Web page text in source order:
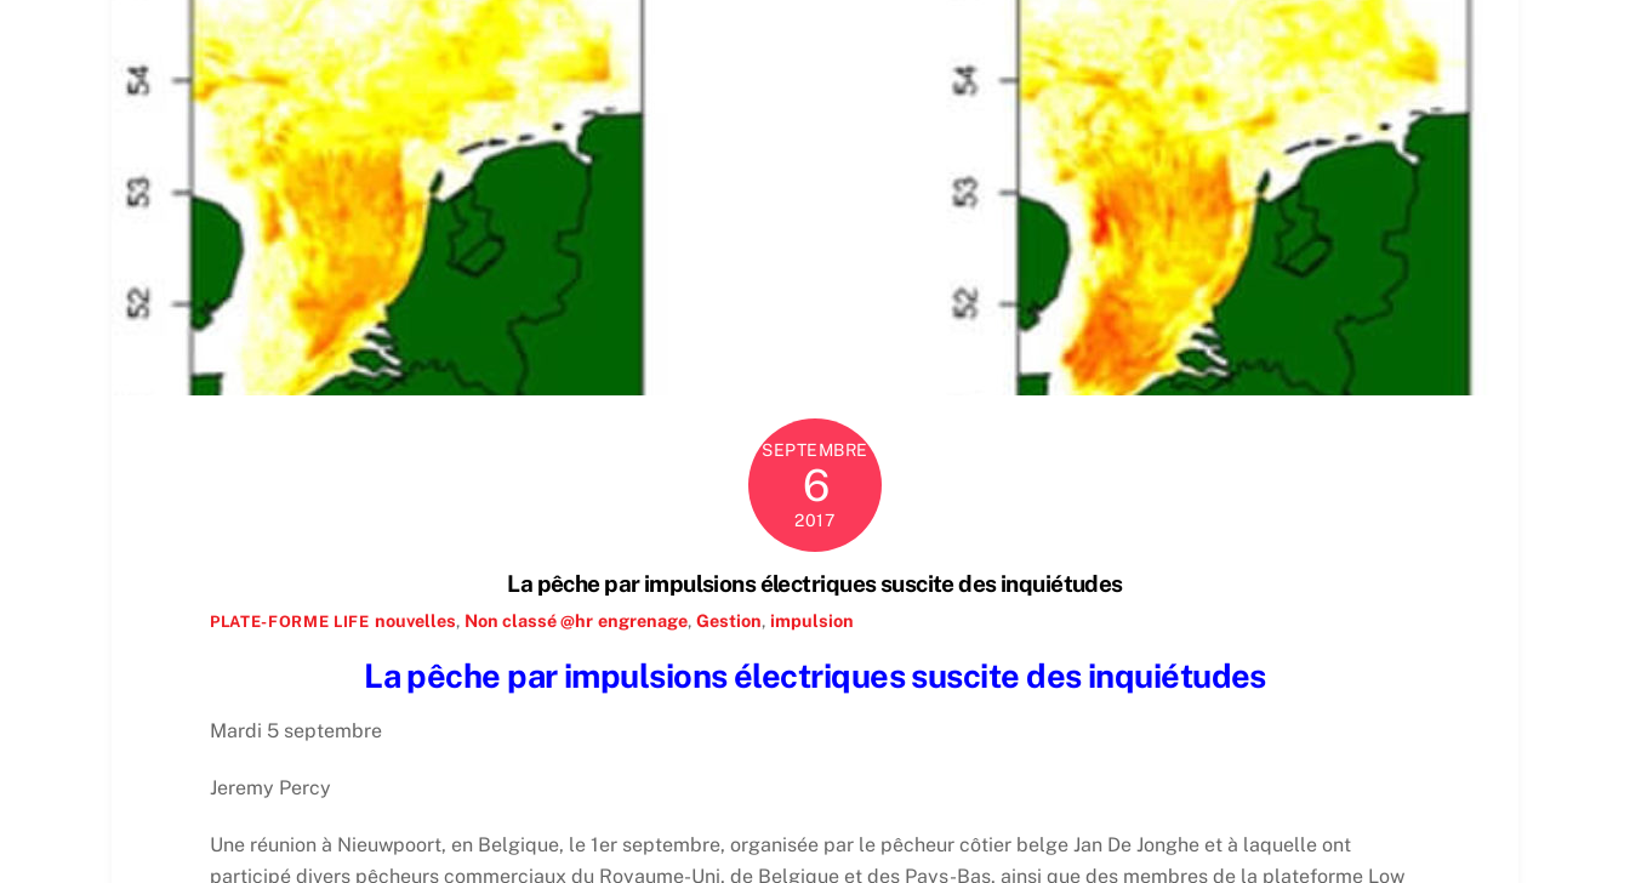
SEPTEMBRE
6
2017
La pêche par impulsions électriques suscite des inquiétudes
PLATE-FORME LIFE nouvelles, Non classé @hr engrenage, Gestion, impulsion
La pêche par impulsions électriques suscite des inquiétudes
Mardi 5 septembre
Jeremy Percy
Une réunion à Nieuwpoort, en Belgique, le 1er septembre, organisée par le pêcheur côtier belge Jan De Jonghe et à laquelle ont
participé divers pêcheurs commerciaux du Royaume-Uni, de Belgique et des Pays-Bas, ainsi que des membres de la plateforme Low